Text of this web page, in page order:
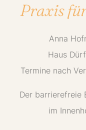
Praxis
Anna
Haus
Termine nach
Der barrierefreie
im